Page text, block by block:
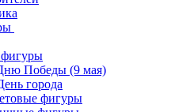
Победы (9 мая)
города
фигуры